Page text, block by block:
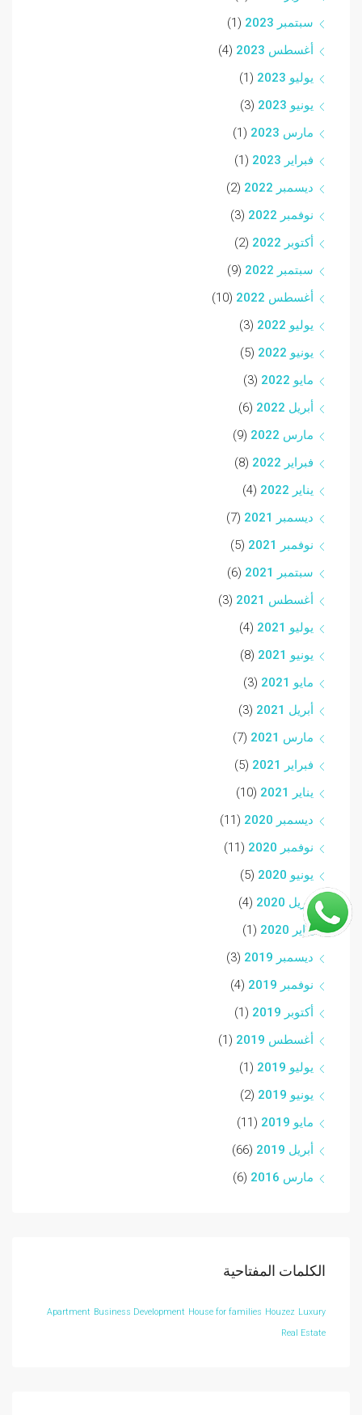
سبتمبر 2023
(1)
أغسطس 2023
(4)
يوليو 2023
(1)
يونيو 2023
(3)
مارس 2023
(1)
فبراير 2023
(1)
ديسمبر 2022
(2)
نوفمبر 2022
(3)
أكتوبر 2022
(2)
سبتمبر 2022
(9)
أغسطس 2022
(10)
يوليو 2022
(3)
يونيو 2022
(5)
مايو 2022
(3)
أبريل 2022
(6)
مارس 2022
(9)
فبراير 2022
(8)
يناير 2022
(4)
ديسمبر 2021
(7)
نوفمبر 2021
(5)
سبتمبر 2021
(6)
أغسطس 2021
(3)
يوليو 2021
(4)
يونيو 2021
(8)
مايو 2021
(3)
أبريل 2021
(3)
مارس 2021
(7)
فبراير 2021
(5)
يناير 2021
(10)
ديسمبر 2020
(11)
نوفمبر 2020
(11)
يونيو 2020
(5)
أبريل 2020
(4)
يناير 2020
(1)
ديسمبر 2019
(3)
نوفمبر 2019
(4)
أكتوبر 2019
(1)
أغسطس 2019
(1)
يوليو 2019
(1)
يونيو 2019
(2)
مايو 2019
(11)
أبريل 2019
(66)
مارس 2016
(6)
الكلمات المفتاحية
Apartment Business Development House for families Houzez Luxury
Real Estate